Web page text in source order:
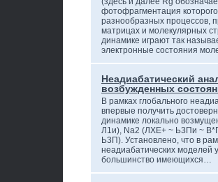
фотофрагментация
разнообразных процессов,
матрицах и молекулярных
динамике играют так
электронные состояния
Неадиабатический
возбужденных
В рамках глобального
впервые получить
динамике локально
Л1и), Na2 (ЛХЕ+ ~ Ь3Пи ~
Ь3П). Установлено, что в
неадиабатических моделей
большинство имеющихся…